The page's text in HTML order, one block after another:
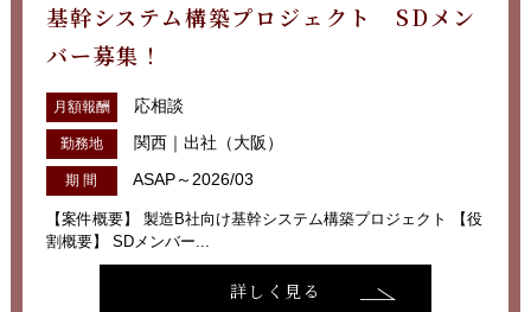
基幹システム構築プロジェクト SDメン
バー募集！
月額報酬 応相談
勤務地 関西｜出社（大阪）
期 間 ASAP～2026/03
【案件概要】 製造B社向け基幹システム構築プロジェクト 【役
割概要】 SDメンバー...
詳しく見る